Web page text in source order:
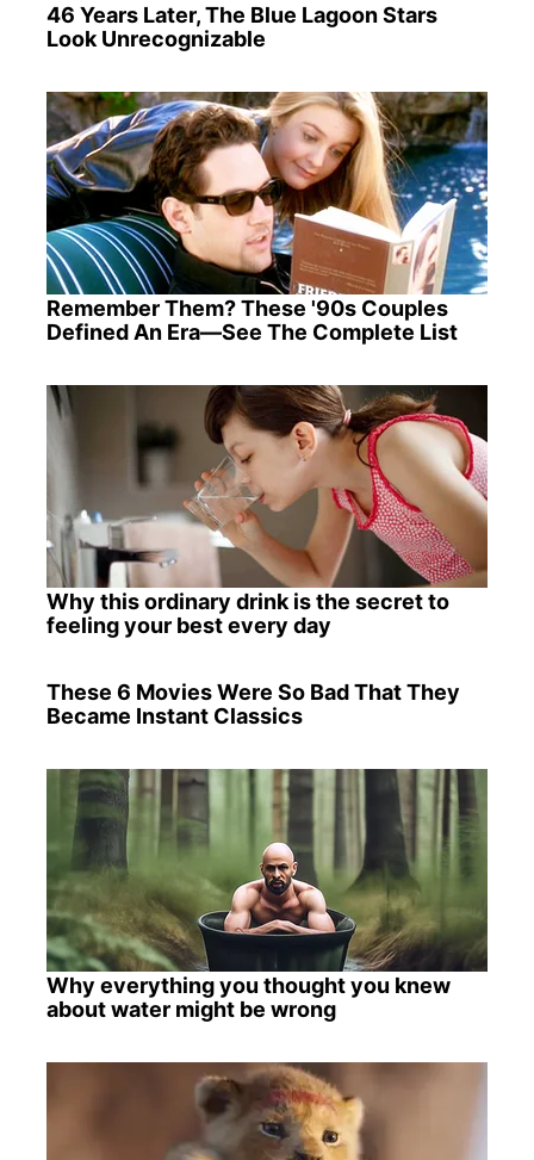
46 Years Later, The Blue Lagoon Stars
Look Unrecognizable
Remember Them? These '90s Couples
Defined An Era—See The Complete List
Why this ordinary drink is the secret to
feeling your best every day
These 6 Movies Were So Bad That They
Became Instant Classics
Why everything you thought you knew
about water might be wrong